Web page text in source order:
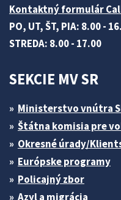
Kontaktný formulár Call
PO, UT, ŠT, PIA: 8.00 -
STREDA: 8.00 - 17.00
SEKCIE MV SR
Ministerstvo vnútra
Štátna komisia pre
Okresné úrady/
Európske programy
Policajný zbor
Azyl a migrácia